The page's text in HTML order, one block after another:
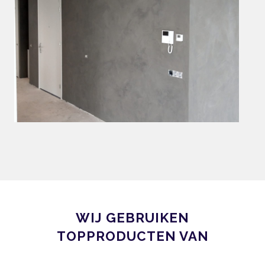
WIJ GEBRUIKEN
TOPPRODUCTEN VAN